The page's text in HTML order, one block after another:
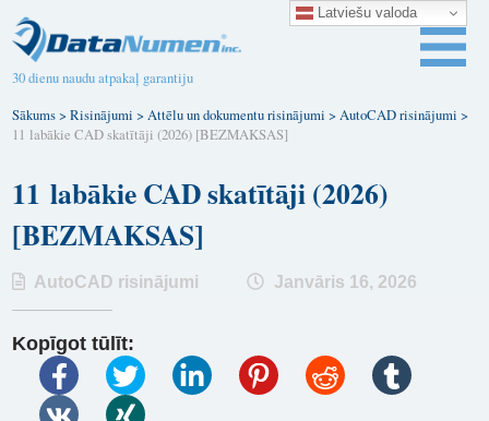
30 dienu naudu atpakaļ garantiju
Sākums>Risinājumi >Attēlu un dokumentu risinājumi >AutoCAD risinājumi >
11 labākie CAD skatītāji (2026) [BEZMAKSAS]
11 labākie CAD skatītāji (2026)
[BEZMAKSAS]
AutoCAD risinājumi Janvāris 16, 2026
Kopīgot tūlīt:
Latviešu valoda